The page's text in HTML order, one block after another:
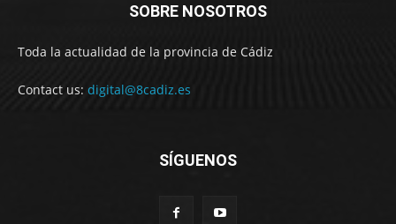
SOBRE NOSOTROS
Toda la actualidad de la provincia de Cádiz
Contact us: digital@8cadiz.es
SÍGUENOS